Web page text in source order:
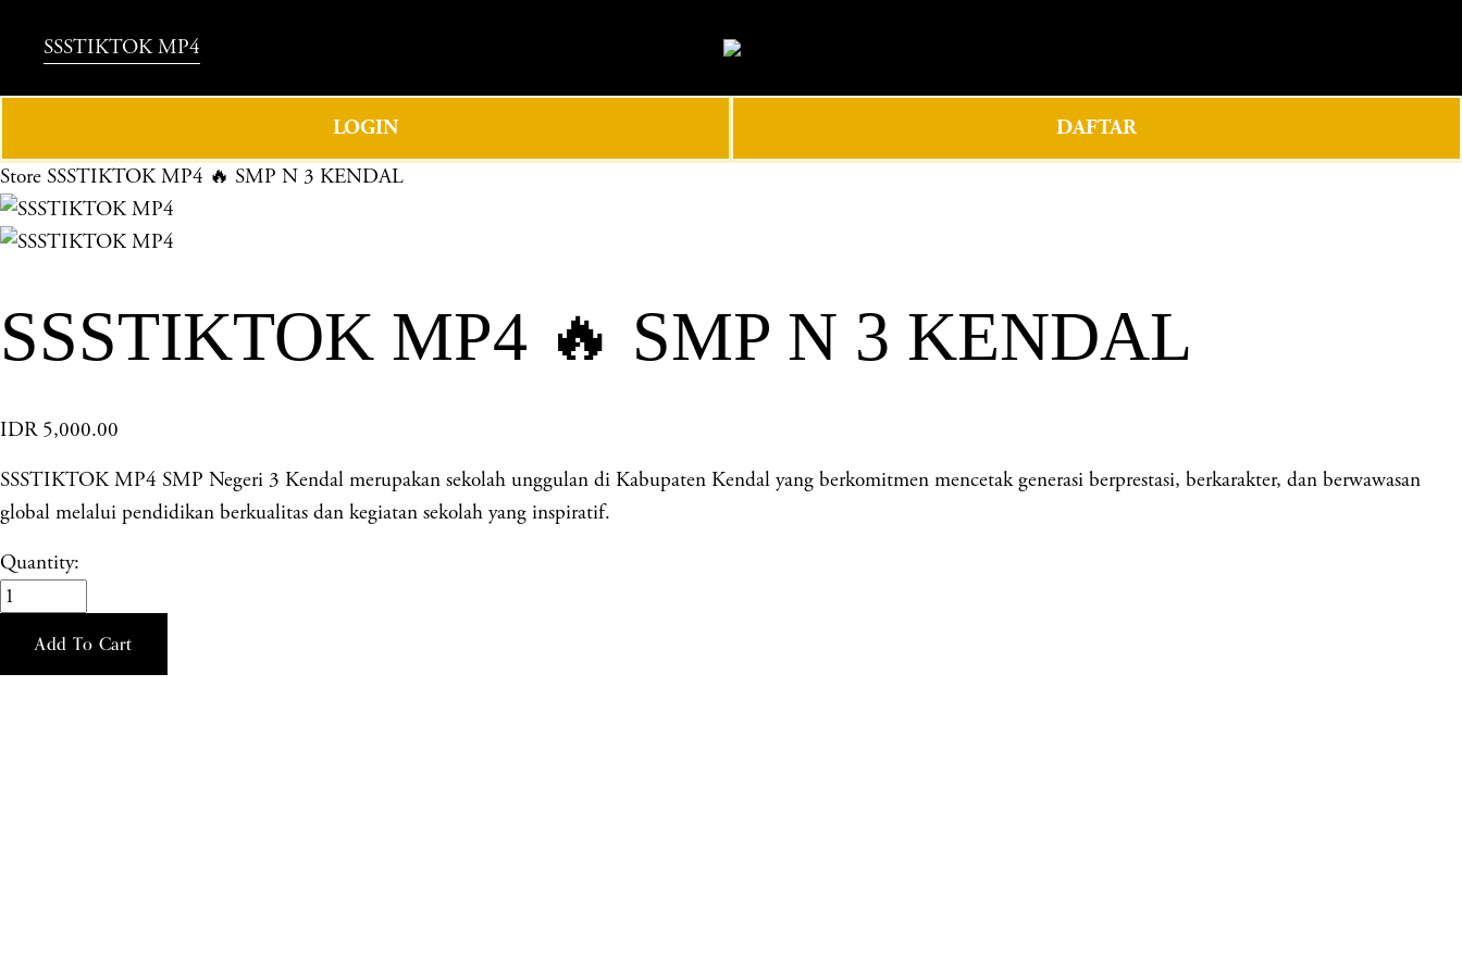
SSSTIKTOK MP4
LOGIN DAFTAR
Store SSSTIKTOK MP4 🔥 SMP N 3 KENDAL
SSSTIKTOK MP4 🔥 SMP N 3 KENDAL
IDR 5,000.00
SSSTIKTOK MP4 SMP Negeri 3 Kendal merupakan sekolah unggulan di Kabupaten Kendal yang berkomitmen mencetak generasi berprestasi, berkarakter, dan berwawasan
global melalui pendidikan berkualitas dan kegiatan sekolah yang inspiratif.
Quantity:
Add To Cart